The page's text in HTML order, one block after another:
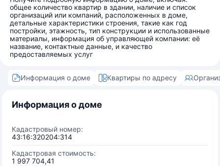
общее количество квартир в здании, наличие и список
организаций или компаний, расположенных в доме,
детальные характеристики строения, такие как год
постройки, этажность, тип конструкции и использованные
материалы, информация об управляющей компании: её
название, контактные данные, и качество
предоставляемых услуг
Информация о доме Квартиры по адресу
Информация о доме
Кадастровый номер:
43:16:320204:314
Кадастровая стоимость:
1 997 704,41